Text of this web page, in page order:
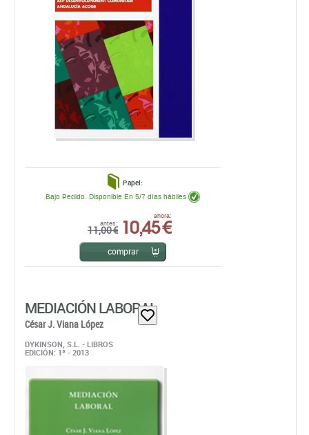
Papel:
antes:
11,00 €
ahora:
10,45 €
Bajo Pedido. Disponible En 5/7 días hábiles
comprar
MEDIACIÓN LABORAL
César J. Viana López
DYKINSON, S.L. - LIBROS
EDICIÓN: 1ª - 2013